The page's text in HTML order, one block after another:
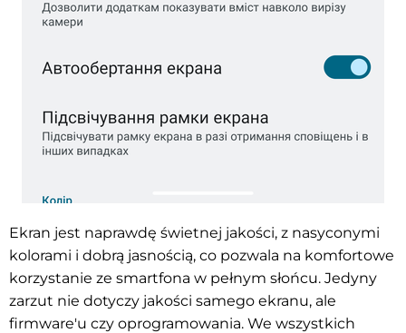
Ekran jest naprawdę świetnej jakości, z nasyconymi
kolorami i dobrą jasnością, co pozwala na komfortowe
korzystanie ze smartfona w pełnym słońcu. Jedyny
zarzut nie dotyczy jakości samego ekranu, ale
firmware'u czy oprogramowania. We wszystkich